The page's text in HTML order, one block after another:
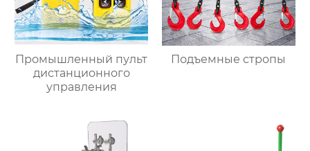
Промышленный пульт
дистанционного
управления
Подъемные стропы